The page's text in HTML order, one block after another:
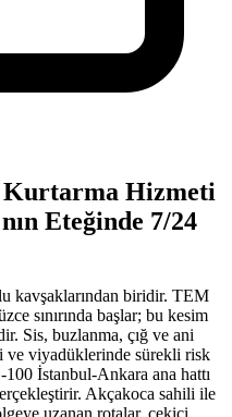
Kurtarma Hizmeti
Eteğinde 7/24
kavşaklarından biridir. TEM
sınırında başlar; bu kesim
Sis, buzlanma, çığ ve ani
ve viyadüklerinde sürekli risk
İstanbul-Ankara ana hattı
Akçakoca sahili ile